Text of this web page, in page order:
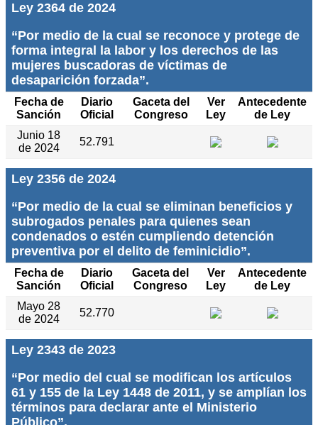
Ley 2364 de 2024
“Por medio de la cual se reconoce y protege de
forma integral la labor y los derechos de las
mujeres buscadoras de víctimas de
desaparición forzada”.
Fecha de
Sanción
Diario
Oficial
Gaceta del
Congreso
Ver
Ley
Antecedente
de Ley
Junio 18
de 2024
52.791
Ley 2356 de 2024
“Por medio de la cual se eliminan beneficios y
subrogados penales para quienes sean
condenados o estén cumpliendo detención
preventiva por el delito de feminicidio”.
Fecha de
Sanción
Diario
Oficial
Gaceta del
Congreso
Ver
Ley
Antecedente
de Ley
Mayo 28
de 2024
52.770
Ley 2343 de 2023
“Por medio del cual se modifican los artículos
61 y 155 de la Ley 1448 de 2011, y se amplían los
términos para declarar ante el Ministerio
Público”.